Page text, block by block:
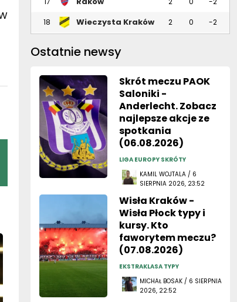
18 Wieczysta Kraków 2 0 -2
Ostatnie newsy
Skrót meczu PAOK
Saloniki -
Anderlecht. Zobacz
najlepsze akcje ze
spotkania
(06.08.2026)
LIGA EUROPY SKRÓTY
KAMIL WOJTALA / 6
SIERPNIA 2026, 23:52
Wisła Kraków -
Wisła Płock typy i
kursy. Kto
faworytem meczu?
(07.08.2026)
EKSTRAKLASA TYPY
MICHAŁ BOSAK / 6 SIERPNIA
2026, 22:52